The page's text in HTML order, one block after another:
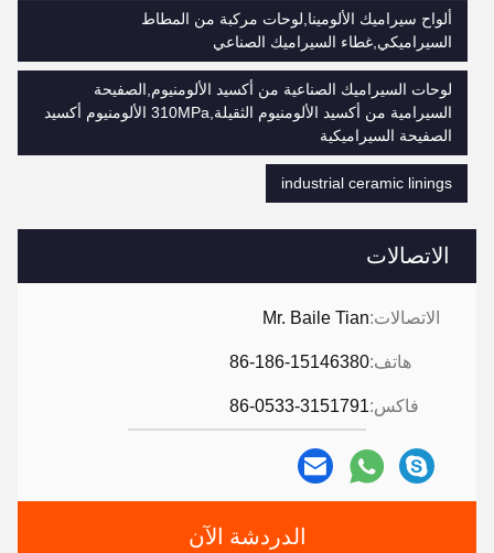
الاتصالات
الاتصالات:Mr. Baile Tian
هاتف:86-186-15146380
فاكس:86-0533-3151791
الدردشة الآن
ألواح سيراميك الألومينا,لوحات مركبة من المطاط
السيراميكي,غطاء السيراميك الصناعي
لوحات السيراميك الصناعية من أكسيد الألومنيوم,الصفيحة
السيرامية من أكسيد الألومنيوم الثقيلة,310MPa الألومنيوم أكسيد
الصفيحة السيراميكية
industrial ceramic linings